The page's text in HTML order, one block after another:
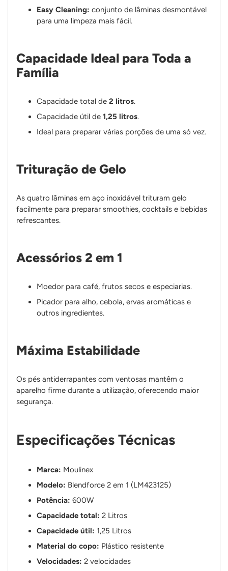
Easy Cleaning: conjunto de lâminas desmontável
para uma limpeza mais fácil.
Capacidade Ideal para Toda a
Família
Capacidade total de 2 litros.
Capacidade útil de 1,25 litros.
Ideal para preparar várias porções de uma só vez.
Trituração de Gelo
As quatro lâminas em aço inoxidável trituram gelo
facilmente para preparar smoothies, cocktails e bebidas
refrescantes.
Acessórios 2 em 1
Moedor para café, frutos secos e especiarias.
Picador para alho, cebola, ervas aromáticas e
outros ingredientes.
Máxima Estabilidade
Os pés antiderrapantes com ventosas mantêm o
aparelho firme durante a utilização, oferecendo maior
segurança.
Especificações Técnicas
Marca: Moulinex
Modelo: Blendforce 2 em 1 (LM423125)
Potência: 600W
Capacidade total: 2 Litros
Capacidade útil: 1,25 Litros
Material do copo: Plástico resistente
Velocidades: 2 velocidades